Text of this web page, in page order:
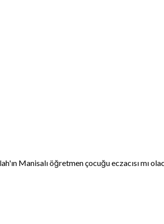
Manisalı öğretmen çocuğu eczacısı mı